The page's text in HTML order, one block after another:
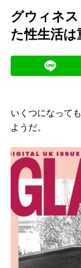
グウィネ
た性生活は
いくつになって
ようだ。